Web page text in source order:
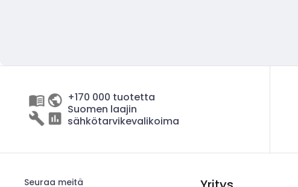
+170 000 tuotetta
Suomen laajin
sähkötarvikevalikoima
Seuraa meitä